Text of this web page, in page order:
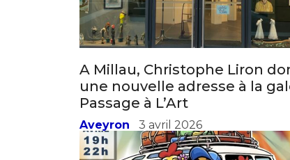
Prénom
Statut /
Adresse
Nom
A Millau, Christophe Liron
une nouvelle adresse à la
Passage à L’Art
Aveyron 3 avril 2026